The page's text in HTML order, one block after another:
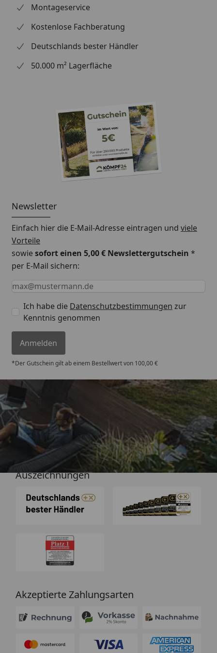
Montageservice
Kostenlose Fachberatung
Deutschlands bester Händler
50.000 m² Lagerfläche
Newsletter
Einfach hier die E-Mail-Adresse eintragen und viele
Vorteile
sowiesofort einen 5,00 € Newslettergutschein *
per E-Mail sichern:
Keine Eingabe erforderlich
Eingabe erforderlich
E-Mail *
Ich habe die Datenschutzbestimmungen zur
Kenntnis genommen
Anmelden
*Der Gutschein gilt ab einem Bestellwert von 100,00 €
Versand
Auszeichnungen
Akzeptierte Zahlungsarten